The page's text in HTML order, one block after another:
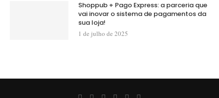
Shoppub + Pago Express: a parceria que
vai inovar o sistema de pagamentos da
sua loja!
1 de julho de 2025